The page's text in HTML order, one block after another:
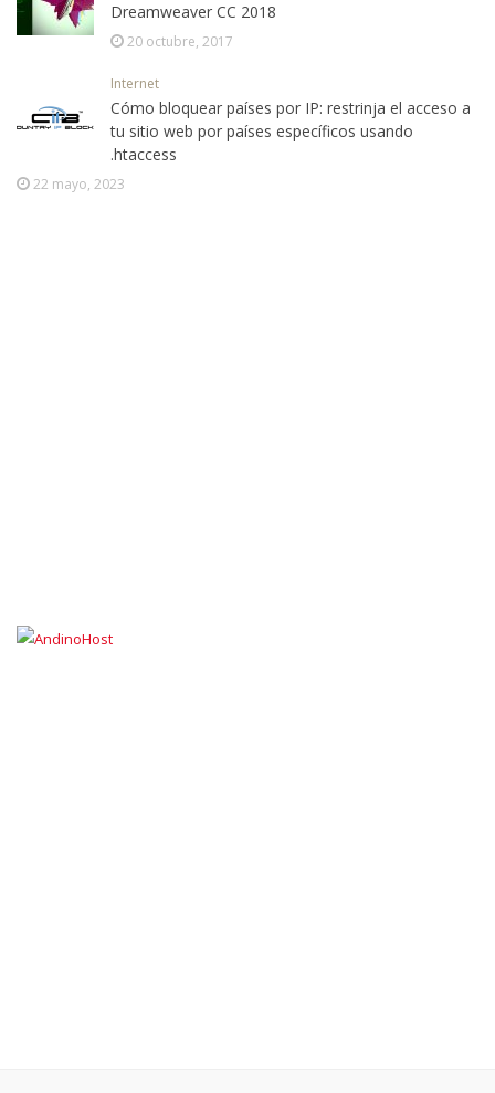
Dreamweaver CC 2018
20 octubre, 2017
Internet
Cómo bloquear países por IP: restrinja el acceso a
tu sitio web por países específicos usando
.htaccess
22 mayo, 2023